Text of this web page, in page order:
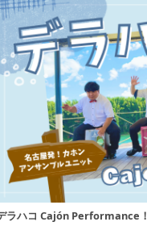
ラハコ Cajón Performance！